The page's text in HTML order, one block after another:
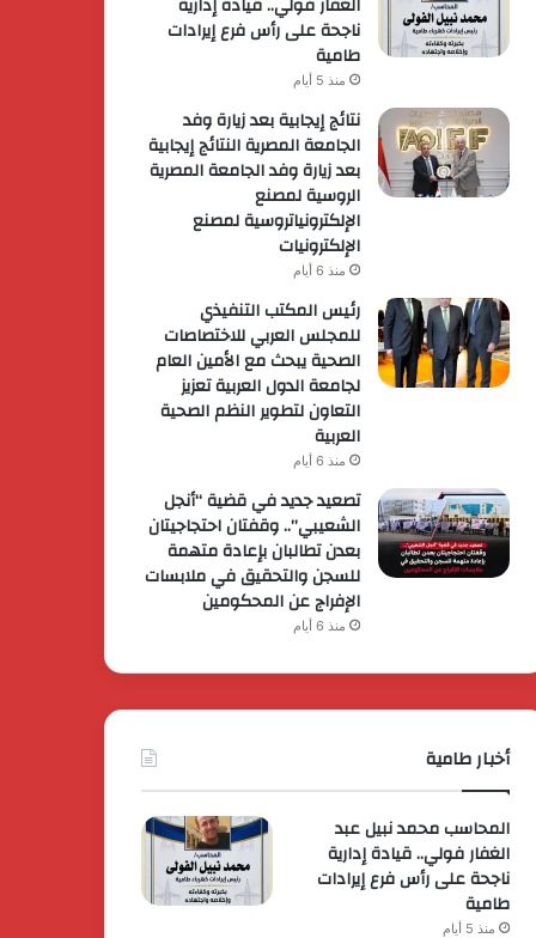
ناجحة على رأس فرع إيرادات
طامية
منذ 5 أيام
نتائج إيجابية بعد زيارة وفد
الجامعة المصرية النتائج إيجابية
بعد زيارة وفد الجامعة المصرية
الروسية لمصنع
الإلكترونياتروسية لمصنع
الإلكترونيات
منذ 6 أيام
رئيس المكتب التنفيذي
للمجلس العربي للاختصاصات
الصحية يبحث مع الأمين العام
لجامعة الدول العربية تعزيز
التعاون لتطوير النظم الصحية
العربية
منذ 6 أيام
تصعيد جديد في قضية “أنجل
الشعيبي”.. وقفتان احتجاجيتان
بعدن تطالبان بإعادة متهمة
للسجن والتحقيق في ملابسات
الإفراج عن المحكومين
منذ 6 أيام
أخبار طامية
المحاسب محمد نبيل عبد
الغفار فولي.. قيادة إدارية
ناجحة على رأس فرع إيرادات
طامية
منذ 5 أيام